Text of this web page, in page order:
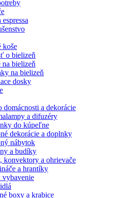
koše
o bielizeň
na bielizeň
na bielizeň
dosky
a dekorácie
a difuzéry
do kúpeľne
dekorácie a doplnky
nábytok
a budíky
konvektory a ohrievače
a hrantíky
vybavenie
boxy a krabice